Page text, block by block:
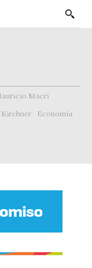
Macri
Kirchner
Economía